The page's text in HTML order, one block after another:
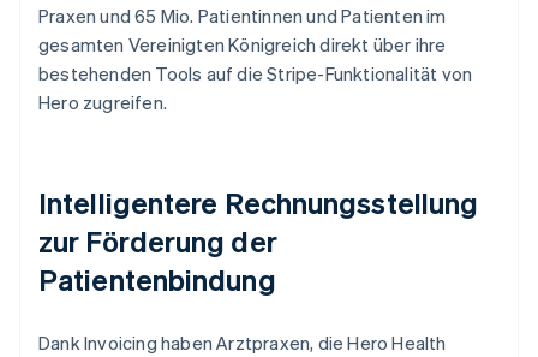
Praxen und 65 Mio. Patientinnen und Patienten im
gesamten Vereinigten Königreich direkt über ihre
bestehenden Tools auf die Stripe-Funktionalität von
Hero zugreifen.
Intelligentere Rechnungsstellung
zur Förderung der
Patientenbindung
Dank Invoicing haben Arztpraxen, die Hero Health